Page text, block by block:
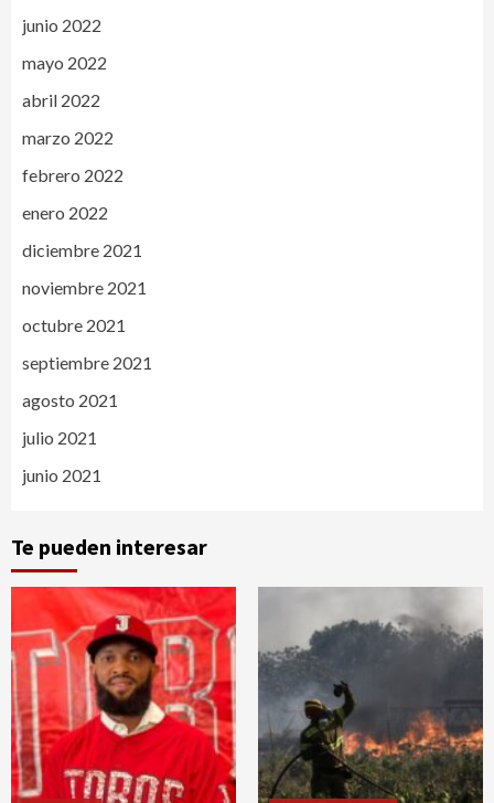
junio 2022
mayo 2022
abril 2022
marzo 2022
febrero 2022
enero 2022
diciembre 2021
noviembre 2021
octubre 2021
septiembre 2021
agosto 2021
julio 2021
junio 2021
Te pueden interesar